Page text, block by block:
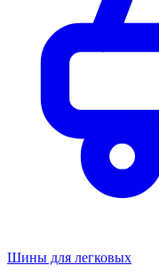
Шины для легковых